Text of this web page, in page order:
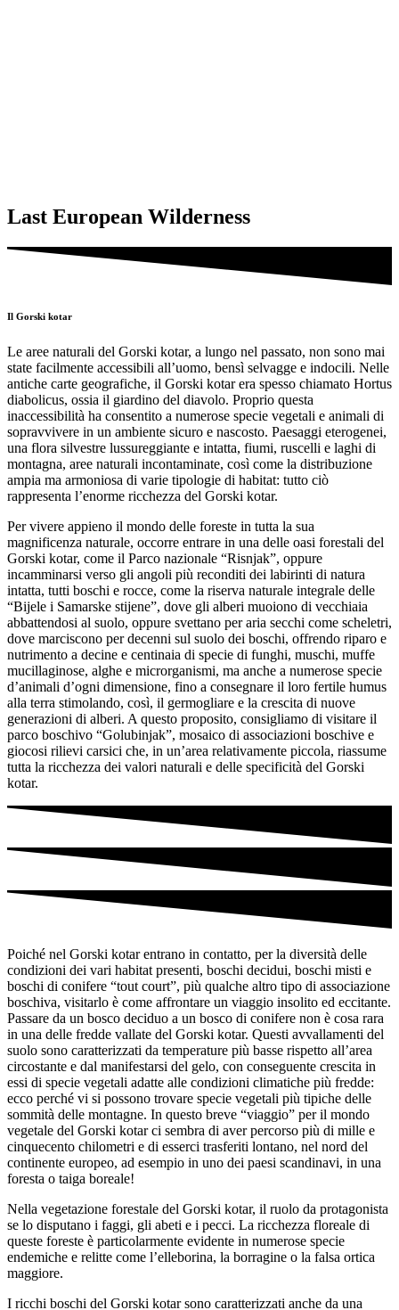
Last European Wilderness
Il Gorski kotar
Le aree naturali del Gorski kotar, a lungo nel passato, non sono mai
state facilmente accessibili all’uomo, bensì selvagge e indocili. Nelle
antiche carte geografiche, il Gorski kotar era spesso chiamato Hortus
diabolicus, ossia il giardino del diavolo. Proprio questa
inaccessibilità ha consentito a numerose specie vegetali e animali di
sopravvivere in un ambiente sicuro e nascosto. Paesaggi eterogenei,
una flora silvestre lussureggiante e intatta, fiumi, ruscelli e laghi di
montagna, aree naturali incontaminate, così come la distribuzione
ampia ma armoniosa di varie tipologie di habitat: tutto ciò
rappresenta l’enorme ricchezza del Gorski kotar.
Per vivere appieno il mondo delle foreste in tutta la sua
magnificenza naturale, occorre entrare in una delle oasi forestali del
Gorski kotar, come il Parco nazionale “Risnjak”, oppure
incamminarsi verso gli angoli più reconditi dei labirinti di natura
intatta, tutti boschi e rocce, come la riserva naturale integrale delle
“Bijele i Samarske stijene”, dove gli alberi muoiono di vecchiaia
abbattendosi al suolo, oppure svettano per aria secchi come scheletri,
dove marciscono per decenni sul suolo dei boschi, offrendo riparo e
nutrimento a decine e centinaia di specie di funghi, muschi, muffe
mucillaginose, alghe e microrganismi, ma anche a numerose specie
d’animali d’ogni dimensione, fino a consegnare il loro fertile humus
alla terra stimolando, così, il germogliare e la crescita di nuove
generazioni di alberi. A questo proposito, consigliamo di visitare il
parco boschivo “Golubinjak”, mosaico di associazioni boschive e
giocosi rilievi carsici che, in un’area relativamente piccola, riassume
tutta la ricchezza dei valori naturali e delle specificità del Gorski
kotar.
Poiché nel Gorski kotar entrano in contatto, per la diversità delle
condizioni dei vari habitat presenti, boschi decidui, boschi misti e
boschi di conifere “tout court”, più qualche altro tipo di associazione
boschiva, visitarlo è come affrontare un viaggio insolito ed eccitante.
Passare da un bosco deciduo a un bosco di conifere non è cosa rara
in una delle fredde vallate del Gorski kotar. Questi avvallamenti del
suolo sono caratterizzati da temperature più basse rispetto all’area
circostante e dal manifestarsi del gelo, con conseguente crescita in
essi di specie vegetali adatte alle condizioni climatiche più fredde:
ecco perché vi si possono trovare specie vegetali più tipiche delle
sommità delle montagne. In questo breve “viaggio” per il mondo
vegetale del Gorski kotar ci sembra di aver percorso più di mille e
cinquecento chilometri e di esserci trasferiti lontano, nel nord del
continente europeo, ad esempio in uno dei paesi scandinavi, in una
foresta o taiga boreale!
Nella vegetazione forestale del Gorski kotar, il ruolo da protagonista
se lo disputano i faggi, gli abeti e i pecci. La ricchezza floreale di
queste foreste è particolarmente evidente in numerose specie
endemiche e relitte come l’elleborina, la borragine o la falsa ortica
maggiore.
I ricchi boschi del Gorski kotar sono caratterizzati anche da una